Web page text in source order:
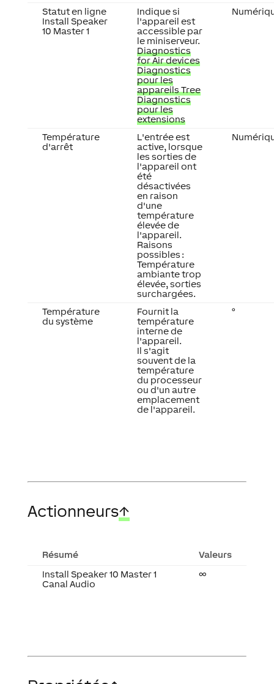
Statut en ligne
Install Speaker
10 Master 1
Indique si
l'appareil est
accessible par
le miniserveur.
Diagnostics
for Air devices
Diagnostics
pour les
appareils Tree
Diagnostics
pour les
extensions
Température
d'arrêt
L'entrée est
active, lorsque
les sorties de
l'appareil ont
été
désactivées
en raison
d'une
température
élevée de
l'appareil.
Raisons
possibles :
Température
ambiante trop
élevée, sorties
surchargées.
Température
du système
Fournit la
température
interne de
l'appareil.
Il s'agit
souvent de la
température
du processeur
ou d'un autre
emplacement
de l'appareil.
°
Actionneurs↑
Résumé
Valeurs
Install Speaker 10 Master 1
Canal Audio
∞